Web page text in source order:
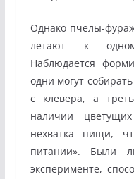
Однако пчелы-
летают к
Наблюдается
одни могут
с клевера, а
наличии
нехватка пищи,
питании». Были
эксперименте,